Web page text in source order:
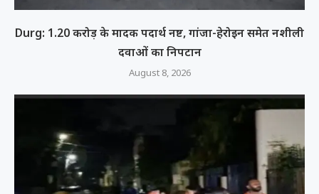
Durg: 1.20 करोड़ के मादक पदार्थ नष्ट, गांजा-हेरोइन समेत नशीली
दवाओं का निपटान
August 8, 2026